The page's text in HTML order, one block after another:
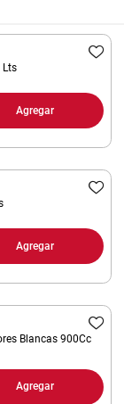
Lts
Agregar
Agregar
Blancas 900Cc
Agregar